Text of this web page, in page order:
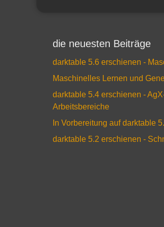
die neuesten Beiträge
darktable 5.6 erschienen -
Maschinelles Lernen und
darktable 5.4 erschienen -
Arbeitsbereiche
In Vorbereitung auf darktable
darktable 5.2 erschienen -